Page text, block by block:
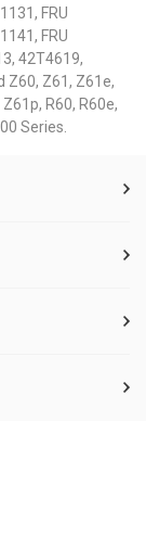
FRU
FRU
42T4619,
Z61, Z61e,
R60, R60e,
Series.